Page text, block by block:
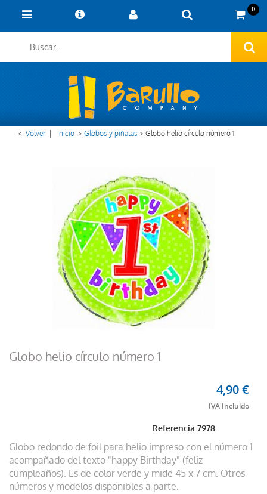
0
< Volver Inicio >Globos y piñatas >Globo helio círculo número 1
Globo helio círculo número 1
Referencia7978
4,90 €
Globo redondo de foil para helio impreso con el número 1
acompañado del texto "happy Birthday" (feliz
cumpleaños). Es de color verde y mide 45 x 7 cm. Otros
números y modelos disponibles a parte.